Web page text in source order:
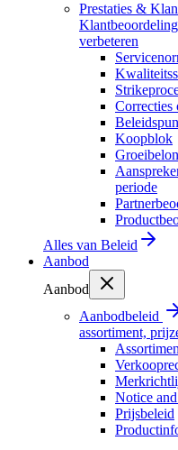
Prestaties &
verbeteren
Correcties
Koopblok
periode
Alles van Beleid
Aanbod
Aanbod
Aanbodbeleid
assortiment,
Notice
Prijsbeleid